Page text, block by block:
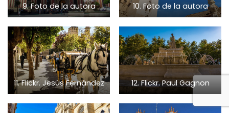
9. Foto de la autora 10. Foto de la autora
11. Flickr. Jesús Fernández 12. Flickr. Paul Gagnon